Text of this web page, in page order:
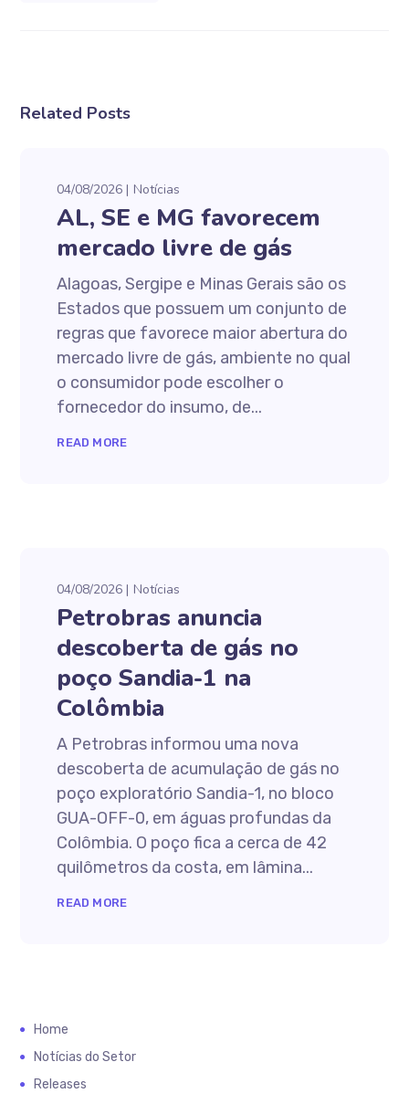
Related Posts
04/08/2026 Notícias
AL, SE e MG favorecem
mercado livre de gás
Alagoas, Sergipe e Minas Gerais são os
Estados que possuem um conjunto de
regras que favorece maior abertura do
mercado livre de gás, ambiente no qual
o consumidor pode escolher o
fornecedor do insumo, de...
READ MORE
04/08/2026 Notícias
Petrobras anuncia
descoberta de gás no
poço Sandia-1 na
Colômbia
A Petrobras informou uma nova
descoberta de acumulação de gás no
poço exploratório Sandia-1, no bloco
GUA-OFF-0, em águas profundas da
Colômbia. O poço fica a cerca de 42
quilômetros da costa, em lâmina...
READ MORE
Home
Notícias do Setor
Releases